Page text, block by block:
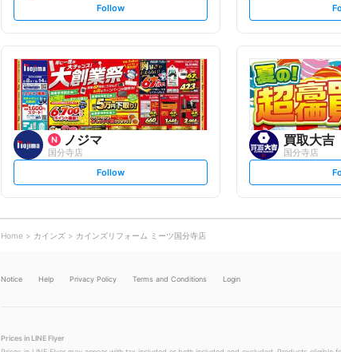
s
t
l
o
w
Follow
s
t
l
o
w
ノジマ
国分寺店
s
t
o
w
Follow
買取大吉
国分寺店
s
t
Home カインズ カインズリフォーム ミーツ国分寺店
Notice Help Privacy Policy Terms and Conditions Login
Prices in LINE Flyer